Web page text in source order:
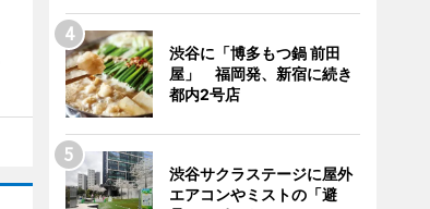
渋谷に「博多もつ鍋 前田
屋」 福岡発、新宿に続き
都内2号店
渋谷サクラステージに屋外
エアコンやミストの「避